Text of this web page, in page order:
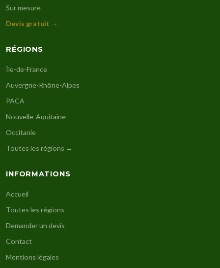
Sur mesure
Devis gratuit →
RÉGIONS
Île-de-France
Auvergne-Rhône-Alpes
PACA
Nouvelle-Aquitaine
Occitanie
Toutes les régions →
INFORMATIONS
Accueil
Toutes les régions
Demander un devis
Contact
Mentions légales